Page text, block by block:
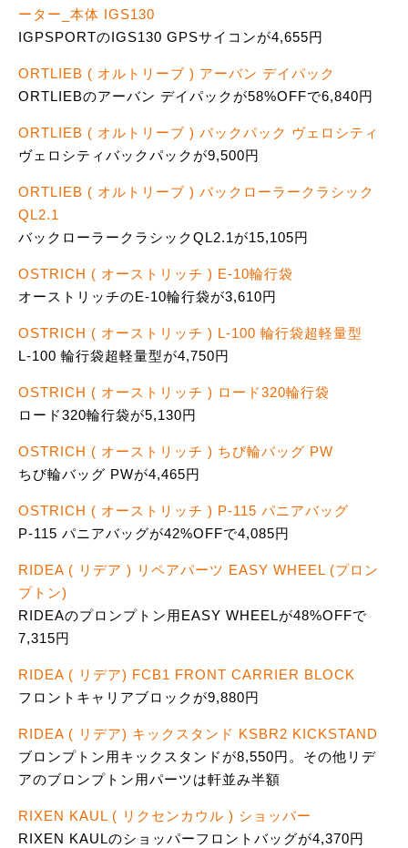
ーター_本体 IGS130
IGPSPORTのIGS130 GPSサイコンが4,655円
ORTLIEB ( オルトリーブ ) アーバン デイパック
ORTLIEBのアーバン デイパックが58%OFFで6,840円
ORTLIEB ( オルトリーブ ) バックパック ヴェロシティ
ヴェロシティバックパックが9,500円
ORTLIEB ( オルトリーブ ) バックローラークラシック
QL2.1
バックローラークラシックQL2.1が15,105円
OSTRICH ( オーストリッチ ) E-10輪行袋
オーストリッチのE-10輪行袋が3,610円
OSTRICH ( オーストリッチ ) L-100 輪行袋超軽量型
L-100 輪行袋超軽量型が4,750円
OSTRICH ( オーストリッチ ) ロード320輪行袋
ロード320輪行袋が5,130円
OSTRICH ( オーストリッチ ) ちび輪バッグ PW
ちび輪バッグ PWが4,465円
OSTRICH ( オーストリッチ ) P-115 パニアバッグ
P-115 パニアバッグが42%OFFで4,085円
RIDEA ( リデア ) リペアパーツ EASY WHEEL (プロン
プトン)
RIDEAのプロンプトン用EASY WHEELが48%OFFで
7,315円
RIDEA ( リデア) FCB1 FRONT CARRIER BLOCK
フロントキャリアブロックが9,880円
RIDEA ( リデア) キックスタンド KSBR2 KICKSTAND
ブロンプトン用キックスタンドが8,550円。その他リデ
アのブロンプトン用パーツは軒並み半額
RIXEN KAUL ( リクセンカウル ) ショッパー
RIXEN KAULのショッパーフロントバッグが4,370円